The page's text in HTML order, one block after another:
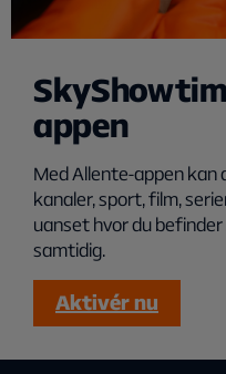
appen
Med Allente-appen kan
kanaler, sport, film,
uanset hvor du
samtidig.
Aktivér nu